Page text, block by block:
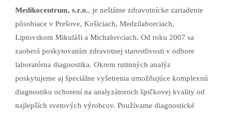
Medikocentrum, s.r.o., je neštátne zdravotnícke zariadenie
pôsobiace v Prešove, Košiciach, Medzilaborciach,
Liptovskom Mikuláši a Michalovciach. Od roku 2007 sa
zaoberá poskytovaním zdravotnej starostlivosti v odbore
laboratórna diagnostika. Okrem rutinných analýz
poskytujeme aj špeciálne vyšetrenia umožňujúce komplexnú
diagnostiku ochorení na analyzátoroch špičkovej kvality od
najlepších svetových výrobcov. Používame diagnostické